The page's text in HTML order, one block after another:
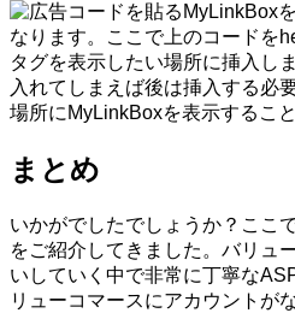
MyLinkBox
なります。ここで上のコードを
タグを表示したい場所に挿入し
入れてしまえば後は挿入する必
場所にMyLinkBoxを表示するこ
まとめ
いかがでしたでしょうか？ここ
をご紹介してきました。バリュ
いしていく中で非常に丁寧な
リューコマースにアカウントが